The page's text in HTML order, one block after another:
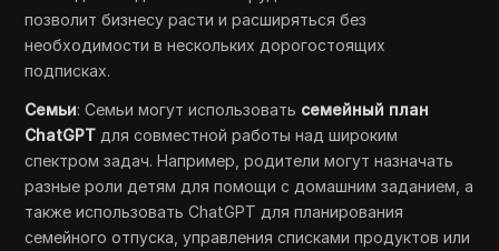
позволит бизнесу расти и расширяться без
необходимости в нескольких дорогостоящих
подписках.
Семьи: Семьи могут использовать семейный план
ChatGPT для совместной работы над широким
спектром задач. Например, родители могут назначать
разные роли детям для помощи с домашним заданием, а
также использовать ChatGPT для планирования
семейного отпуска, управления списками продуктов или